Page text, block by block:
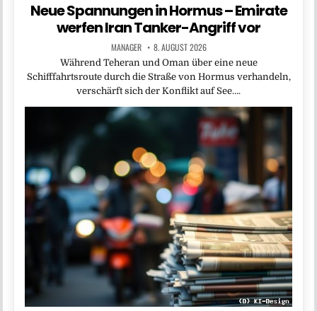
Neue Spannungen in Hormus – Emirate
werfen Iran Tanker-Angriff vor
MANAGER 8. AUGUST 2026
Während Teheran und Oman über eine neue
Schifffahrtsroute durch die Straße von Hormus verhandeln,
verschärft sich der Konflikt auf See….